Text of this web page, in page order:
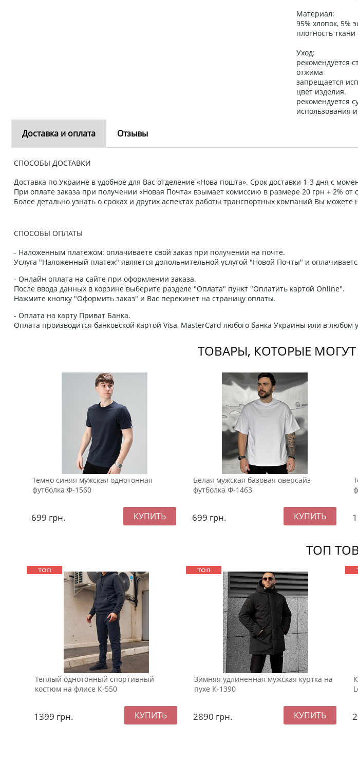
Материал:
95% хлопок, 5%
плотность
Уход:
рекомендуется
отжима
запрещается
цвет изделия.
рекомендуется
использования
Доставка и оплата Отзывы
СПОСОБЫ ДОСТАВКИ
Доставка по Украине в удобное для Вас отделение «Нова пошта». Срок доставки 1-3 дня с
При оплате заказа при получении «Новая Почта» взымает комиссию в размере 20 грн + 2% от
Более детально узнать о сроках и других аспектах работы транспортных компаний Вы
СПОСОБЫ ОПЛАТЫ
- Наложенным платежом: оплачиваете свой заказ при получении на почте.
Услуга "Наложенный платеж" является допольнительной услугой "Новой Почты" и
- Онлайн оплата на сайте при оформлении заказа.
После ввода данных в корзине выберите разделе "Оплата" пункт "Оплатить картой Online".
Нажмите кнопку "Оформить заказ" и Вас перекинет на страницу оплаты.
- Оплата на карту Приват Банка.
Оплата производится банковской картой Visa, MasterCard любого банка Украины или в любом
ТОВАРЫ, КОТОРЫЕ МОГУТ
Темно синяя мужская однотонная
футболка Ф-1560
699 грн.
Белая мужская базовая оверсайз
футболка Ф-1463
699 грн.
ТОП
Теплый однотонный спортивный
костюм на флисе К-550
1399 грн.
Зимняя удлиненная мужская куртка на
пухе К-1390
2890 грн.